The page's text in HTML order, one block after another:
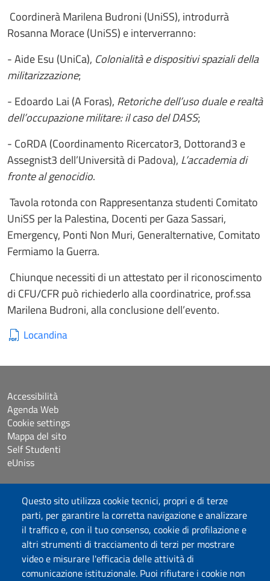
Questo sito utilizza cookie tecnici, propri e di terze
parti, per garantire la corretta navigazione e analizzare
il traffico e, con il tuo consenso, cookie di profilazione e
altri strumenti di tracciamento di terzi per mostrare
video e misurare l'efficacia delle attività di
comunicazione istituzionale. Puoi rifiutare i cookie non
Coordinerà Marilena Budroni (UniSS), introdurrà
Rosanna Morace (UniSS) e interverranno:
- Aide Esu (UniCa), Colonialità e dispositivi spaziali della
militarizzazione;
- Edoardo Lai (A Foras), Retoriche dell’uso duale e realtà
dell’occupazione militare: il caso del DASS;
- CoRDA (Coordinamento Ricercator3, Dottorand3 e
Assegnist3 dell’Università di Padova), L’accademia di
fronte al genocidio.
Tavola rotonda con Rappresentanza studenti Comitato
UniSS per la Palestina, Docenti per Gaza Sassari,
Emergency, Ponti Non Muri, Generalternative, Comitato
Fermiamo la Guerra.
Chiunque necessiti di un attestato per il riconoscimento
di CFU/CFR può richiederlo alla coordinatrice, prof.ssa
Marilena Budroni, alla conclusione dell’evento.
Locandina
Accessibilità
Agenda Web
Cookie settings
Mappa del sito
Self Studenti
eUniss
Bandi
Dichiarazione di accessibilità
Posta elettronica @uniss.it
Protocollo
Seguici su